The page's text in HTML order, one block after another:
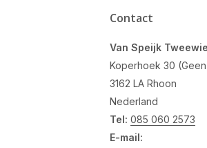
Contact
Van Speijk
Koperhoek 30
3162 LA Rhoon
Nederland
Tel: 085 060 2573
E-mail: